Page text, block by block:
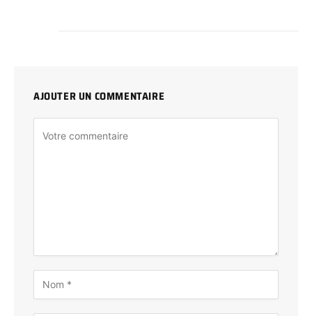
AJOUTER UN COMMENTAIRE